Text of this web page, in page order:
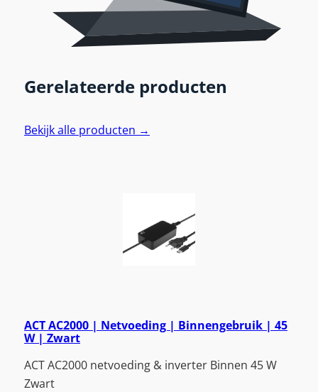
Gerelateerde producten
Bekijk alle producten →
ACT AC2000 | Netvoeding | Binnengebruik | 45
W | Zwart
ACT AC2000 netvoeding & inverter Binnen 45 W
Zwart